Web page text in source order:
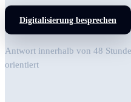
Digitalisierung besprechen
Antwort innerhalb von 48
orientiert